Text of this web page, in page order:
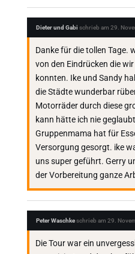
Dieter und Gabi schrieb am 29.
Danke für die tollen Tage.
von den Eindrücken die
konnten. Ike und Sandy
die Städte wunderbar
Motorräder durch diese
kann hätte ich nie
Gruppenmama hat für
Versorgung gesorgt. ike
uns super geführt. Gerry
der Vorbereitung ganze
Peter Waschkeschrieb am 29.
Die Tour war ein